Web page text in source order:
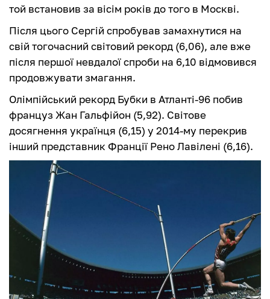
той встановив за вісім років до того в Москві.
Після цього Сергій спробував замахнутися на
свій тогочасний світовий рекорд (6,06), але вже
після першої невдалої спроби на 6,10 відмовився
продовжувати змагання.
Олімпійський рекорд Бубки в Атланті-96 побив
француз Жан Гальфійон (5,92). Світове
досягнення українця (6,15) у 2014-му перекрив
інший представник Франції Рено Лавілені (6,16).